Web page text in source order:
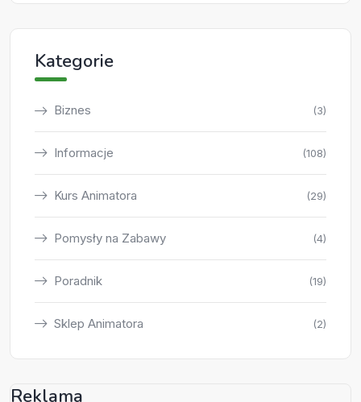
Kategorie
Biznes (3)
Informacje (108)
Kurs Animatora (29)
Pomysły na Zabawy (4)
Poradnik (19)
Sklep Animatora (2)
Reklama